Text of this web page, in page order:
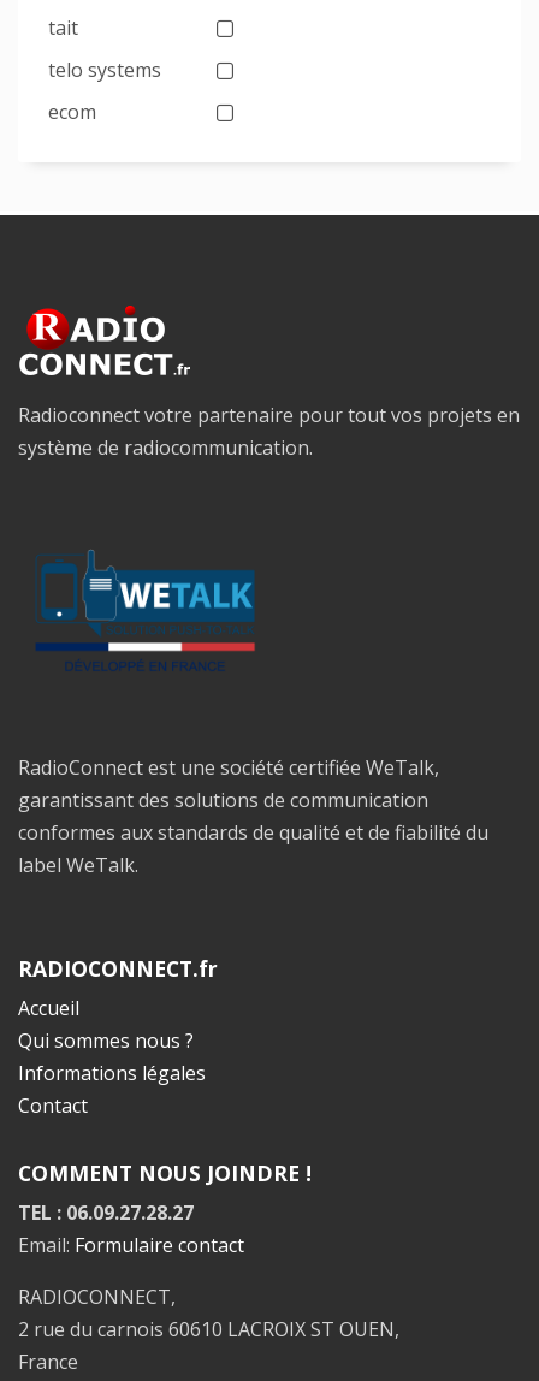
tait
telo systems
ecom
Radioconnect votre partenaire pour tout vos projets en
système de radiocommunication.
RadioConnect est une société certifiée WeTalk,
garantissant des solutions de communication
conformes aux standards de qualité et de fiabilité du
label WeTalk.
RADIOCONNECT.fr
Accueil
Qui sommes nous ?
Informations légales
Contact
COMMENT NOUS JOINDRE !
TEL : 06.09.27.28.27
Email: Formulaire contact
RADIOCONNECT,
2 rue du carnois 60610 LACROIX ST OUEN,
France